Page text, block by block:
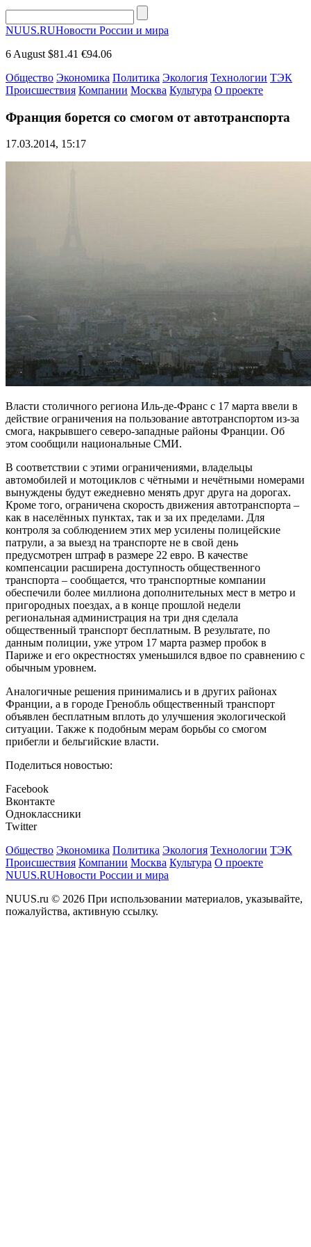
NUUS.RUНовости России и мира
6 August $81.41 €94.06
Общество Экономика Политика Экология Технологии ТЭК
Происшествия Компании Москва Культура О проекте
Франция борется со смогом от автотранспорта
17.03.2014, 15:17
Власти столичного региона Иль-де-Франс с 17 марта ввели в
действие ограничения на пользование автотранспортом из-за
смога, накрывшего северо-западные районы Франции. Об
этом сообщили национальные СМИ.
В соответствии с этими ограничениями, владельцы
автомобилей и мотоциклов с чётными и нечётными номерами
вынуждены будут ежедневно менять друг друга на дорогах.
Кроме того, ограничена скорость движения автотранспорта –
как в населённых пунктах, так и за их пределами. Для
контроля за соблюдением этих мер усилены полицейские
патрули, а за выезд на транспорте не в свой день
предусмотрен штраф в размере 22 евро. В качестве
компенсации расширена доступность общественного
транспорта – сообщается, что транспортные компании
обеспечили более миллиона дополнительных мест в метро и
пригородных поездах, а в конце прошлой недели
региональная администрация на три дня сделала
общественный транспорт бесплатным. В результате, по
данным полиции, уже утром 17 марта размер пробок в
Париже и его окрестностях уменьшился вдвое по сравнению с
обычным уровнем.
Аналогичные решения принимались и в других районах
Франции, а в городе Гренобль общественный транспорт
объявлен бесплатным вплоть до улучшения экологической
ситуации. Также к подобным мерам борьбы со смогом
прибегли и бельгийские власти.
Поделиться новостью:
Facebook
Вконтакте
Одноклассники
Twitter
Общество Экономика Политика Экология Технологии ТЭК
Происшествия Компании Москва Культура О проекте
NUUS.RUНовости России и мира
NUUS.ru © 2026 При использовании материалов, указывайте,
пожалуйства, активную ссылку.